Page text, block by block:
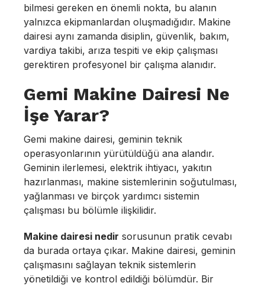
bilmesi gereken en önemli nokta, bu alanın
yalnızca ekipmanlardan oluşmadığıdır. Makine
dairesi aynı zamanda disiplin, güvenlik, bakım,
vardiya takibi, arıza tespiti ve ekip çalışması
gerektiren profesyonel bir çalışma alanıdır.
Gemi Makine Dairesi Ne
İşe Yarar?
Gemi makine dairesi, geminin teknik
operasyonlarının yürütüldüğü ana alandır.
Geminin ilerlemesi, elektrik ihtiyacı, yakıtın
hazırlanması, makine sistemlerinin soğutulması,
yağlanması ve birçok yardımcı sistemin
çalışması bu bölümle ilişkilidir.
Makine dairesi nedir sorusunun pratik cevabı
da burada ortaya çıkar. Makine dairesi, geminin
çalışmasını sağlayan teknik sistemlerin
yönetildiği ve kontrol edildiği bölümdür. Bir